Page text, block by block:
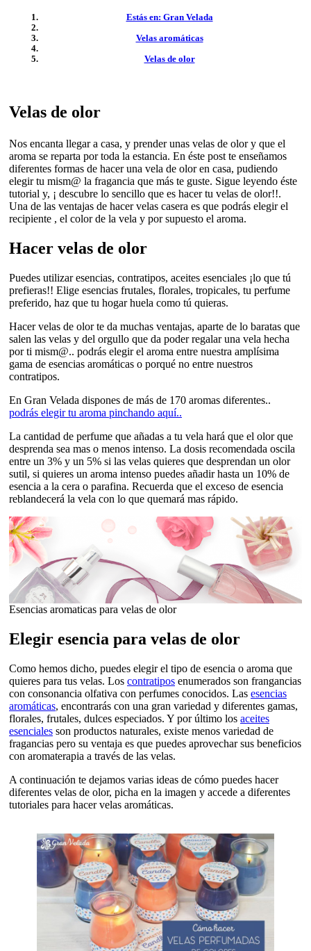
Estás en: Gran Velada
Velas aromáticas
Velas de olor
Velas de olor
Nos encanta llegar a casa, y prender unas velas de olor y que el
aroma se reparta por toda la estancia. En éste post te enseñamos
diferentes formas de hacer una vela de olor en casa, pudiendo
elegir tu mism@ la fragancia que más te guste. Sigue leyendo éste
tutorial y, ¡ descubre lo sencillo que es hacer tu velas de olor!!.
Una de las ventajas de hacer velas casera es que podrás elegir el
recipiente , el color de la vela y por supuesto el aroma.
Hacer velas de olor
Puedes utilizar esencias, contratipos, aceites esenciales ¡lo que tú
prefieras!! Elige esencias frutales, florales, tropicales, tu perfume
preferido, haz que tu hogar huela como tú quieras.
Hacer velas de olor te da muchas ventajas, aparte de lo baratas que
salen las velas y del orgullo que da poder regalar una vela hecha
por ti mism@.. podrás elegir el aroma entre nuestra amplísima
gama de esencias aromáticas o porqué no entre nuestros
contratipos.
En Gran Velada dispones de más de 170 aromas diferentes..
podrás elegir tu aroma pinchando aquí..
La cantidad de perfume que añadas a tu vela hará que el olor que
desprenda sea mas o menos intenso. La dosis recomendada oscila
entre un 3% y un 5% si las velas quieres que desprendan un olor
sutil, si quieres un aroma intenso puedes añadir hasta un 10% de
esencia a la cera o parafina. Recuerda que el exceso de esencia
reblandecerá la vela con lo que quemará mas rápido.
Esencias aromaticas para velas de olor
Elegir esencia para velas de olor
Como hemos dicho, puedes elegir el tipo de esencia o aroma que
quieres para tus velas. Los contratipos enumerados son frangancias
con consonancia olfativa con perfumes conocidos. Las esencias
aromáticas, encontrarás con una gran variedad y diferentes gamas,
florales, frutales, dulces especiados. Y por último los aceites
esenciales son productos naturales, existe menos variedad de
fragancias pero su ventaja es que puedes aprovechar sus beneficios
con aromaterapia a través de las velas.
A continuación te dejamos varias ideas de cómo puedes hacer
diferentes velas de olor, picha en la imagen y accede a diferentes
tutoriales para hacer velas aromáticas.